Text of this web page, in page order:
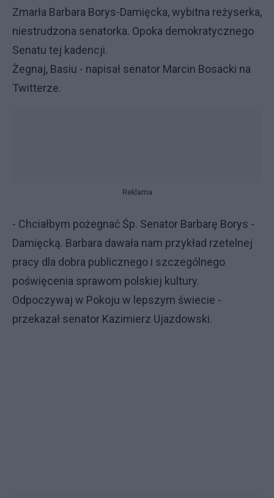
Zmarła Barbara Borys-Damięcka, wybitna reżyserka,
niestrudzona senatorka. Opoka demokratycznego
Senatu tej kadencji.
Żegnaj, Basiu - napisał senator Marcin Bosacki na
Twitterze.
Reklama
- Chciałbym pożegnać Śp. Senator Barbarę Borys -
Damięcką. Barbara dawała nam przykład rzetelnej
pracy dla dobra publicznego i szczególnego
poświęcenia sprawom polskiej kultury.
Odpoczywaj w Pokoju w lepszym świecie -
przekazał senator Kazimierz Ujazdowski.